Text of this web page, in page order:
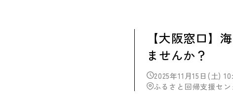
【大阪窓口】
ませんか？
2025年11月15日(土)
ふるさと回帰支援セ